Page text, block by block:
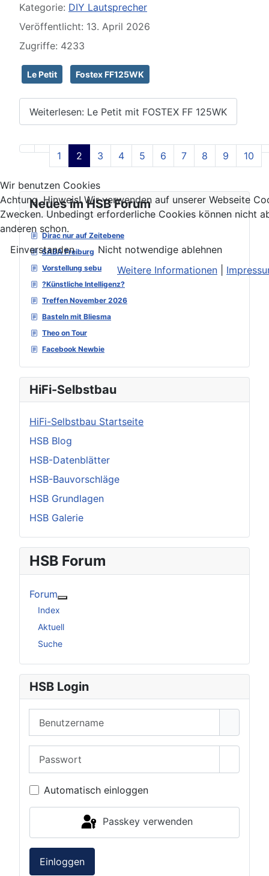
Neues im HSB Forum
Dirac nur auf Zeitebene
SABA Freiburg
Vorstellung sebu
?Künstliche Intelligenz?
Treffen November 2026
Basteln mit Bliesma
Theo on Tour
Facebook Newbie
HiFi-Selbstbau
HiFi-Selbstbau Startseite
HSB Blog
HSB-Datenblätter
HSB-Bauvorschläge
HSB Grundlagen
HSB Galerie
HSB Forum
Forum
Index
Aktuell
Suche
HSB Login
Automatisch einloggen
Passkey verwenden
Einloggen
Kategorie: DIY Lautsprecher
Veröffentlicht: 13. April 2026
Zugriffe: 4233
Le Petit Fostex FF125WK
Weiterlesen: Le Petit mit FOSTEX FF 125WK
Seite 2 von 129
1 2 3 4 5 6 7 8 9 10
Wir benutzen Cookies
Achtung, Hinweis! Wir verwenden auf unserer Webseite
Zwecken. Unbedingt erforderliche Cookies können nicht
anderen schon.
Einverstanden
Nicht notwendige ablehnen
Weitere Informationen